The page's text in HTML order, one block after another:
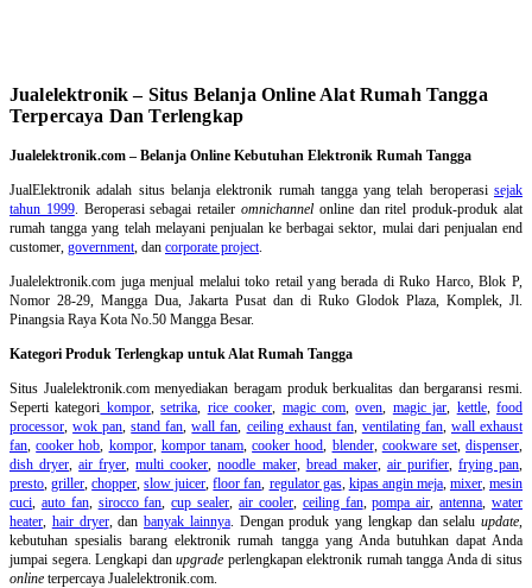
Jualelektronik – Situs Belanja Online Alat Rumah Tangga
Terpercaya Dan Terlengkap
Jualelektronik.com – Belanja Online Kebutuhan Elektronik Rumah Tangga
JualElektronik adalah situs belanja elektronik rumah tanggayang telah beroperasisejak
tahun 1999. Beroperasi sebagai retaileromnichannel online dan ritel produk-produk alat
rumah tangga yang telah melayani penjualan ke berbagai sektor, mulai dari penjualan end
customer, government, dan corporate project.
Jualelektronik.com juga menjual melalui toko retail yang berada di Ruko Harco, Blok P,
Nomor 28-29, Mangga Dua, Jakarta Pusat dan di Ruko Glodok Plaza, Komplek, Jl.
Pinangsia Raya Kota No.50 Mangga Besar.
Kategori Produk Terlengkap untuk Alat Rumah Tangga
Situs Jualelektronik.com menyediakan beragam produk berkualitas dan bergaransi resmi.
Seperti kategori kompor,setrika, rice cooker, magic com,oven, magic jar, kettle,food
processor,wok pan,stand fan,wall fan, ceiling exhaust fan, ventilating fan, wall exhaust
fan,cooker hob, kompor, kompor tanam,cooker hood, blender, cookware set,dispenser,
dish dryer,air fryer,multi cooker,noodle maker, bread maker, air purifier, frying pan,
presto,griller,chopper,slow juicer,floor fan, regulator gas, kipas angin meja, mixer,mesin
cuci, auto fan, sirocco fan,cup sealer,air cooler, ceiling fan,pompa air,antenna,water
heater, hair dryer, dan banyak lainnya. Dengan produk yang lengkap dan selalu update,
kebutuhan spesialis barang elektronik rumah tangga yang Anda butuhkan dapat Anda
jumpai segera. Lengkapi danupgrade perlengkapan elektronik rumah tangga Anda di situs
online terpercaya Jualelektronik.com.